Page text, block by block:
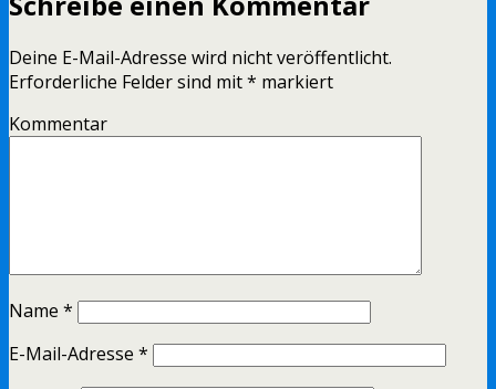
Deine E-Mail-Adresse wird nicht veröffentlicht.
Erforderliche Felder sind mit* markiert
Kommentar
Name *
E-Mail-Adresse *